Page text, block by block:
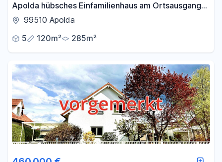
Apolda hübsches Einfamilienhaus am Ortsausgang
Jena99510 Apolda
5
120m² 285m²